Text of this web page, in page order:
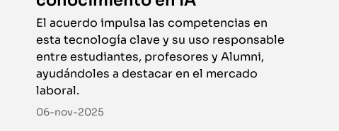
El acuerdo impulsa las competencias en
esta tecnología clave y su uso responsable
entre estudiantes, profesores y Alumni,
ayudándoles a destacar en el mercado
laboral.
06-nov-2025